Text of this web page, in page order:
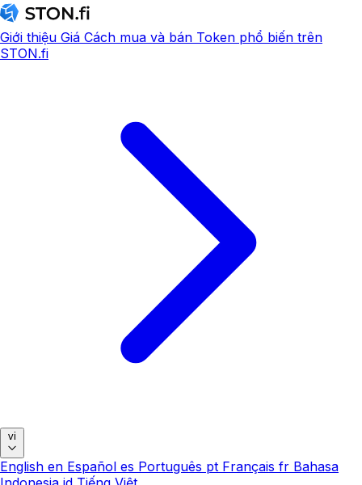
Giới thiệu Giá Cách mua và bán Token phổ biến trên
STON.fi
vi
English en Español es Português pt Français fr Bahasa